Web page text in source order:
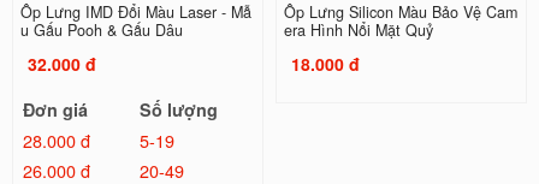
Ốp Lưng IMD Đổi Màu Laser - Mẫ
u Gấu Pooh & Gấu Dâu
32.000 đ
Đơn giá
Số lượng
28.000 đ
5-19
26.000 đ
20-49
Ốp Lưng Silicon Màu Bảo Vệ Cam
era Hình Nổi Mặt Quỷ
18.000 đ